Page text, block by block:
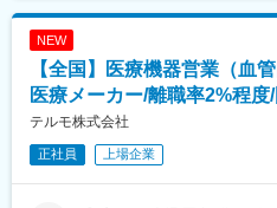
NEW
【全国】医療機器営業（血
医療メーカー/離職率2%程
テルモ株式会社
正社員 上場企業